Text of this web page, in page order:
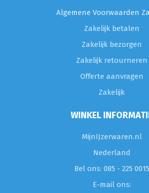
Algemene Voorwaarden
Zakelijk betalen
Zakelijk bezorgen
Zakelijk retourneren
Offerte aanvragen
Zakelijk
WINKEL
MijnIJzerwaren.nl
Nederland
Bel ons: 085 - 225 0015
E-mail ons: